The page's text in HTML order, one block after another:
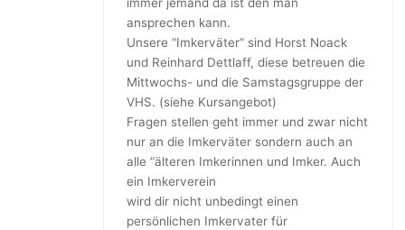
immer jemand da ist den man
ansprechen kann.
Unsere “Imkerväter” sind Horst Noack
und Reinhard Dettlaff, diese betreuen die
Mittwochs- und die Samstagsgruppe der
VHS. (siehe Kursangebot)
Fragen stellen geht immer und zwar nicht
nur an die Imkerväter sondern auch an
alle “älteren Imkerinnen und Imker. Auch
ein Imkerverein
wird dir nicht unbedingt einen
persönlichen Imkervater für